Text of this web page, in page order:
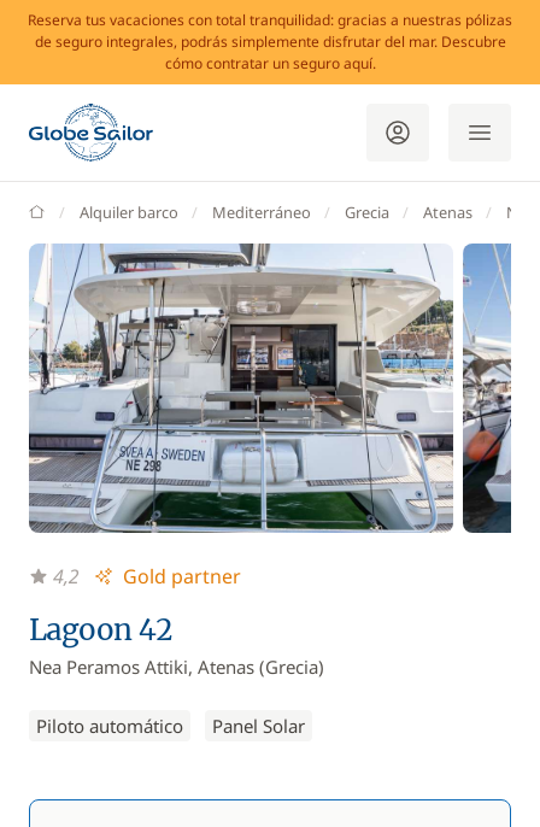
Reserva tus vacaciones con total tranquilidad: gracias a nuestras pólizas
de seguro integrales, podrás simplemente disfrutar del mar. Descubre
cómo contratar un seguro aquí.
GlobeSailor
Alquiler barco Mediterráneo Grecia Atenas
Lagoon 42
Nea Peramos Attiki, Atenas (Grecia)
Piloto automático Panel Solar
4,2 Gold partner